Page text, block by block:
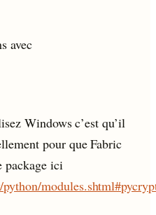
avec
Windows c’est qu’il
pour que Fabric
package ici